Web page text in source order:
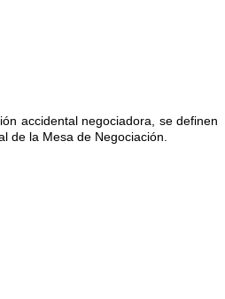
accidental negociadora, se definen
de la Mesa de Negociación.